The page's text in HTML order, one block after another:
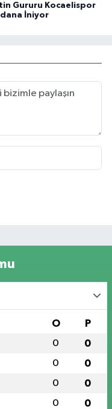
Gururu Kocaelispor
İniyor
O P
0 0
0 0
0 0
0 0